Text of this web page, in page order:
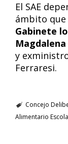
El SAE
ámbito que
Gabinete
y
Ferraresi.
Concejo
Alimentario